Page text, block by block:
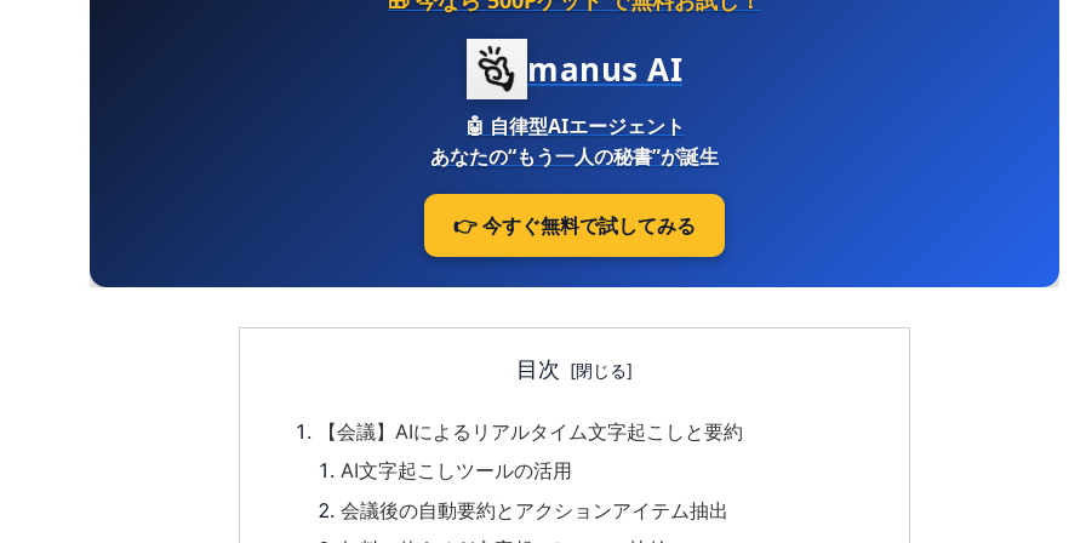
manus AI
🤖 自律型AIエージェント
あなたの“もう一人の秘書”が誕生
👉 今すぐ無料で試してみる
目次
【会議】AIによるリアルタイム文字起こしと要約
AI文字起こしツールの活用
会議後の自動要約とアクションアイテム抽出